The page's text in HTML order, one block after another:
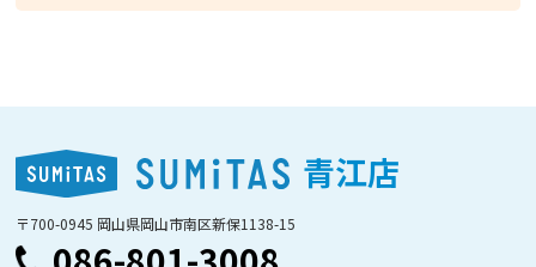
青江店
〒700-0945 岡山県岡山市南区新保1138-15